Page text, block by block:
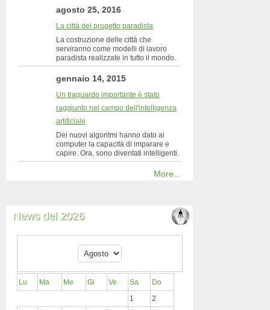
agosto 25, 2016
La città del progetto paradista
La costruzione delle città che
serviranno come modelli di lavoro
paradista realizzate in tutto il mondo.
gennaio 14, 2015
Un traguardo importante è stato
raggiunto nel campo dell'intelligenza
artificiale
Dei nuovi algoritmi hanno dato ai
computer la capacità di imparare e
capire. Ora, sono diventati intelligenti.
More...
News del 2026
Lu Ma Me Gi Ve Sa
Do
1
2